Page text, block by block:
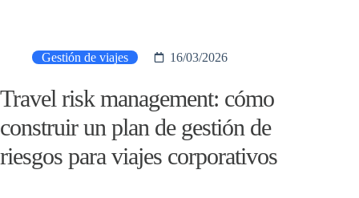
Gestión de viajes 16/03/2026
Travel risk management: cómo
construir un plan de gestión de
riesgos para viajes corporativos